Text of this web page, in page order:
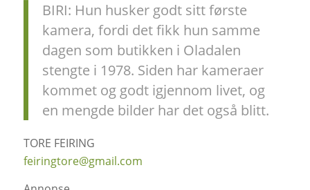
BIRI: Hun husker godt sitt første
kamera, fordi det fikk hun samme
dagen som butikken i Oladalen
stengte i 1978. Siden har kameraer
kommet og godt igjennom livet, og
en mengde bilder har det også blitt.
TORE FEIRING
feiringtore@gmail.com